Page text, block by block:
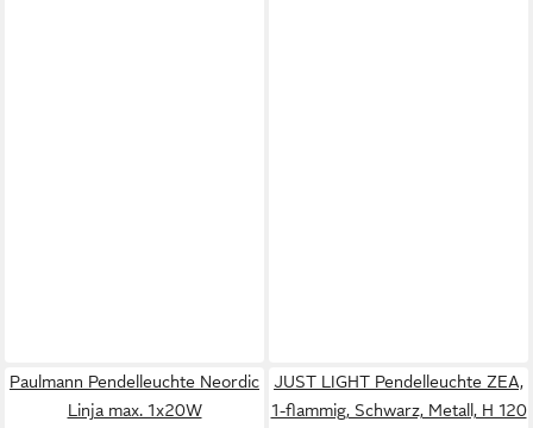
Paulmann Pendelleuchte Neordic
Linja max. 1x20W
JUST LIGHT Pendelleuchte ZEA,
1-flammig, Schwarz, Metall, H 120